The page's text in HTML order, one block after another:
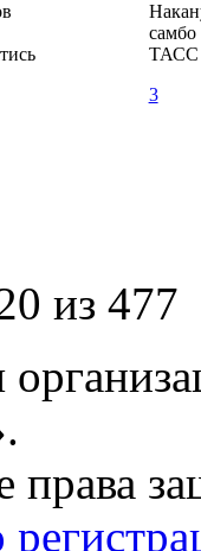
ТАСС
3
из 477
права